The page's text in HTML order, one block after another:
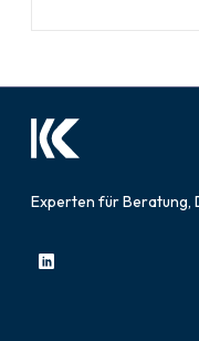
Experten für Beratung,